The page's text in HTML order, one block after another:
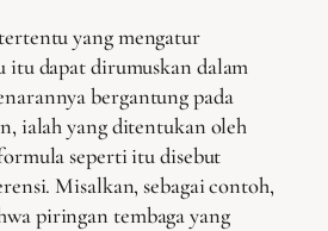
yang mengatur
itu dapat dirumuskan dalam
bergantung pada
ialah yang ditentukan oleh
seperti itu disebut
Misalkan, sebagai contoh,
piringan tembaga yang